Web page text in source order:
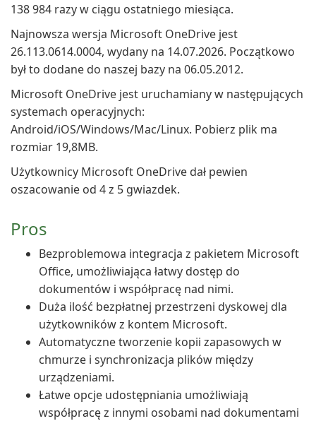
138 984 razy w ciągu ostatniego miesiąca.
Najnowsza wersja Microsoft OneDrive jest
26.113.0614.0004, wydany na 14.07.2026. Początkowo
był to dodane do naszej bazy na 06.05.2012.
Microsoft OneDrive jest uruchamiany w następujących
systemach operacyjnych:
Android/iOS/Windows/Mac/Linux. Pobierz plik ma
rozmiar 19,8MB.
Użytkownicy Microsoft OneDrive dał pewien
oszacowanie od 4 z 5 gwiazdek.
Pros
Bezproblemowa integracja z pakietem Microsoft
Office, umożliwiająca łatwy dostęp do
dokumentów i współpracę nad nimi.
Duża ilość bezpłatnej przestrzeni dyskowej dla
użytkowników z kontem Microsoft.
Automatyczne tworzenie kopii zapasowych w
chmurze i synchronizacja plików między
urządzeniami.
Łatwe opcje udostępniania umożliwiają
współpracę z innymi osobami nad dokumentami